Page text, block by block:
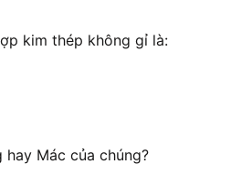
kim thép không gỉ là:
Mác của chúng?